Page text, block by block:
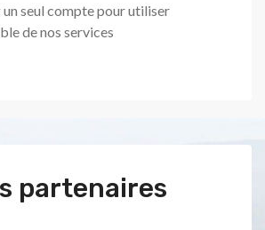
seul compte pour utiliser
de nos services
partenaires